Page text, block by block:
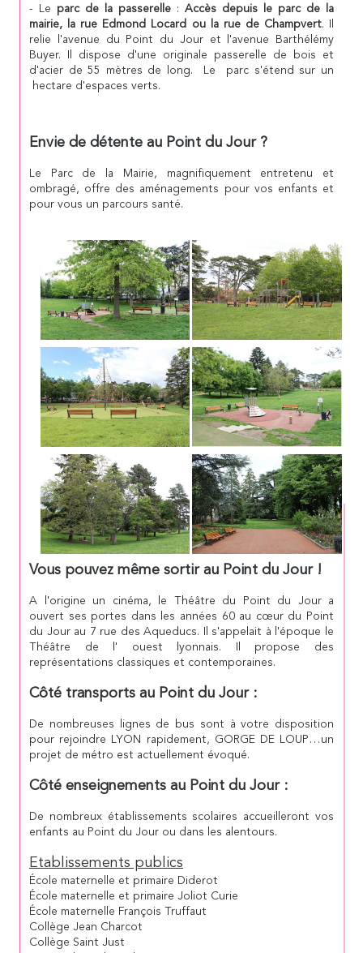
- Le parc de la passerelle : Accès depuis le parc de la
mairie, la rue Edmond Locard ou la rue de Champvert. Il
relie l'avenue du Point du Jour et l'avenue Barthélémy
Buyer. Il dispose d'une originale passerelle de bois et
d'acier de 55 mètres de long. Le parc s'étend sur un
hectare d'espaces verts.
Envie de détente au Point du Jour ?
Le Parc de la Mairie, magnifiquement entretenu et
ombragé, offre des aménagements pour vos enfants et
pour vous un parcours santé.
Vous pouvez même sortir au Point du Jour !
A l'origine un cinéma, le Théâtre du Point du Jour a
ouvert ses portes dans les années 60 au cœur du Point
du Jour au 7 rue des Aqueducs. Il s'appelait à l'époque le
Théâtre de l' ouest lyonnais. Il propose des
représentations classiques et contemporaines.
Côté transports au Point du Jour :
De nombreuses lignes de bus sont à votre disposition
pour rejoindre LYON rapidement, GORGE DE LOUP…un
projet de métro est actuellement évoqué.
Côté enseignements au Point du Jour :
De nombreux établissements scolaires accueilleront vos
enfants au Point du Jour ou dans les alentours.
Etablissements publics
École maternelle et primaire Diderot
École maternelle et primaire Joliot Curie
École maternelle François Truffaut
Collège Jean Charcot
Collège Saint Just